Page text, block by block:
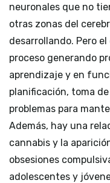
neuronales que no
otras zonas del
desarrollando. Pero
proceso generando
aprendizaje y en
planificación, toma
problemas para
Además, hay una
cannabis y la
obsesiones
adolescentes y